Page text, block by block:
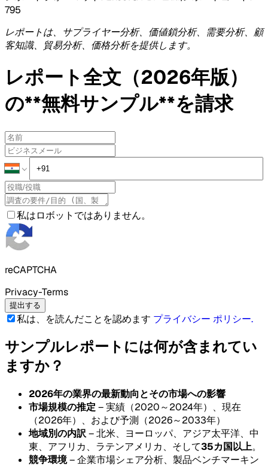
795
レポートは、サプライヤー分析、価値鎖分析、需要分析、顧
客知識、貿易分析、価格分析を提供します。
レポート全文（2026年版）
の**無料サンプル**を請求
私はロボットではありません。
reCAPTCHA
Privacy-Terms
提出する
私は、を読んだことを認めます プライバシー ポリシー.
サンプルレポートには何が含まれてい
ますか？
2026年の業界の最新動向とその市場への影響
市場規模の推定– 実績（2020～2024年）、現在
（2026年）、および予測（2026～2033年）
地域別の内訳– 北米、ヨーロッパ、アジア太平洋、中
東、アフリカ、ラテンアメリカ、そして35カ国以上。
競争環境– 企業市場シェア分析、製品ベンチマーキン